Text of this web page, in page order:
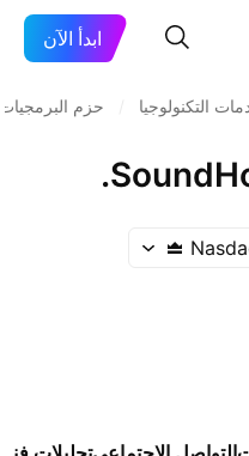
ابدأ الآن
التكنولوجيا حزم البرمجيات